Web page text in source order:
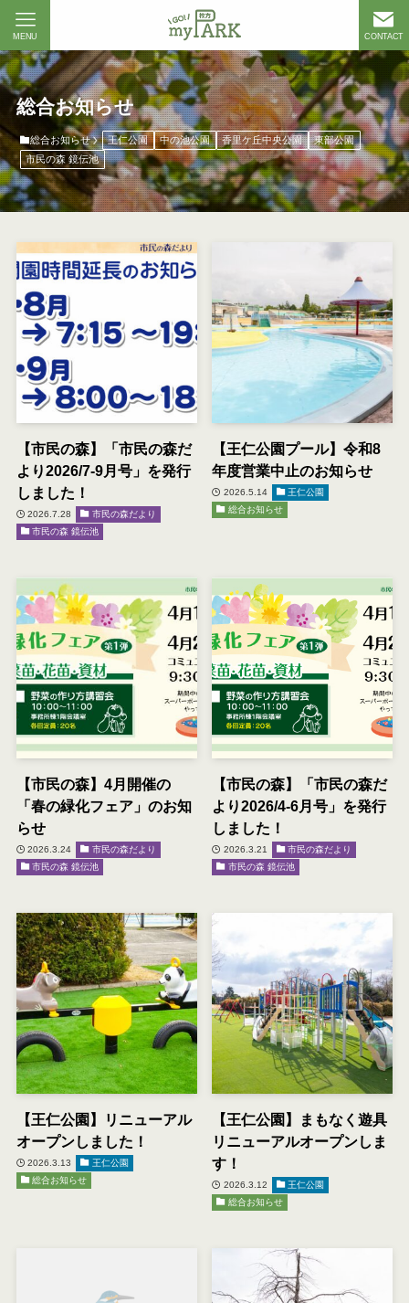
CONTACT
MENU
総合お知らせ
総合お知らせ 王仁公園 中の池公園 香里ケ丘中央公園
東部公園
市民の森 鏡伝池
【市民の森】「市民の森だ
より2026/7-9月号」を発行
しました！
2026.7.28
市民の森だより
市民の森 鏡伝池
【王仁公園プール】令和8
年度営業中止のお知らせ
2026.5.14
王仁公園
総合お知らせ
【市民の森】4月開催の
「春の緑化フェア」のお知
らせ
2026.3.24
市民の森だより
市民の森 鏡伝池
【市民の森】「市民の森だ
より2026/4-6月号」を発行
しました！
2026.3.21
市民の森だより
市民の森 鏡伝池
【王仁公園】リニューアル
オープンしました！
2026.3.13
王仁公園
総合お知らせ
【王仁公園】まもなく遊具
リニューアルオープンしま
す！
2026.3.12
王仁公園
総合お知らせ